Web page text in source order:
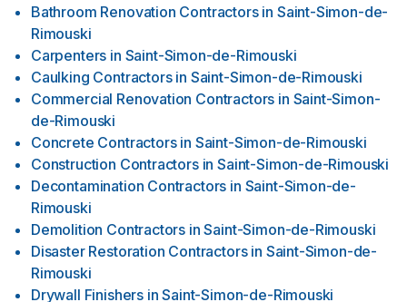
Bathroom Renovation Contractors in Saint-Simon-de-
Rimouski
Carpenters in Saint-Simon-de-Rimouski
Caulking Contractors in Saint-Simon-de-Rimouski
Commercial Renovation Contractors in Saint-Simon-
de-Rimouski
Concrete Contractors in Saint-Simon-de-Rimouski
Construction Contractors in Saint-Simon-de-Rimouski
Decontamination Contractors in Saint-Simon-de-
Rimouski
Demolition Contractors in Saint-Simon-de-Rimouski
Disaster Restoration Contractors in Saint-Simon-de-
Rimouski
Drywall Finishers in Saint-Simon-de-Rimouski